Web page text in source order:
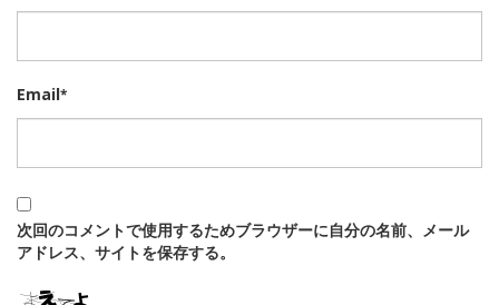
Email*
次回のコメントで使用するためブラウザーに自分の名前、メール
アドレス、サイトを保存する。